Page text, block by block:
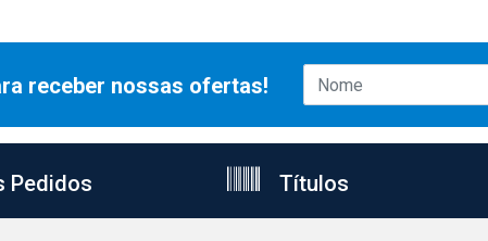
receber nossas ofertas!
Pedidos Títulos